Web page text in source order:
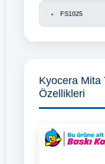
FS1025
Kyocera Mita
Özellikleri